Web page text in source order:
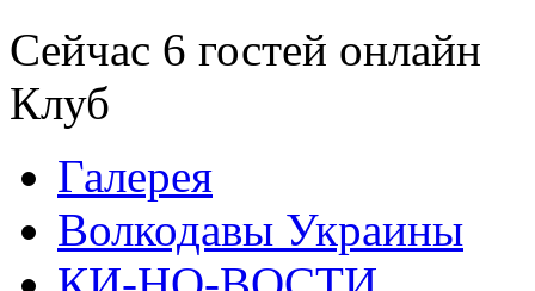
Сейчас 6 гостей онлайн
Клуб
Галерея
Волкодавы Украины